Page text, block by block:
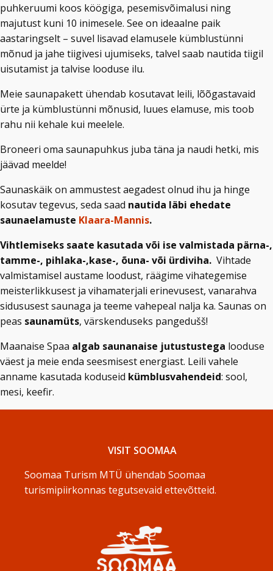
puhkeruumi koos köögiga, pesemisvõimalusi ning
majutust kuni 10 inimesele. See on ideaalne paik
aastaringselt – suvel lisavad elamusele kümblustünni
mõnud ja jahe tiigivesi ujumiseks, talvel saab nautida tiigil
uisutamist ja talvise looduse ilu.
Meie saunapakett ühendab kosutavat leili, lõõgastavaid
ürte ja kümblustünni mõnusid, luues elamuse, mis toob
rahu nii kehale kui meelele.
Broneeri oma saunapuhkus juba täna ja naudi hetki, mis
jäävad meelde!
Saunaskäik on ammustest aegadest olnud ihu ja hinge
kosutav tegevus, seda saad nautida läbi ehedate
saunaelamuste Klaara-Mannis.
Vihtlemiseks saate kasutada või ise valmistada pärna-,
tamme-, pihlaka-,kase-, õuna- või ürdiviha. Vihtade
valmistamisel austame loodust, räägime vihategemise
meisterlikkusest ja vihamaterjali erinevusest, vanarahva
sidususest saunaga ja teeme vahepeal nalja ka. Saunas on
peas saunamüts, värskenduseks pangedušš!
Maanaise Spaa algab saunanaise jutustustega looduse
väest ja meie enda seesmisest energiast. Leili vahele
anname kasutada koduseid kümblusvahendeid: sool,
mesi, keefir.
VISIT SOOMAA
Soomaa Turism MTÜ ühendab Soomaa
turismipiirkonnas tegutsevaid ettevõtteid.